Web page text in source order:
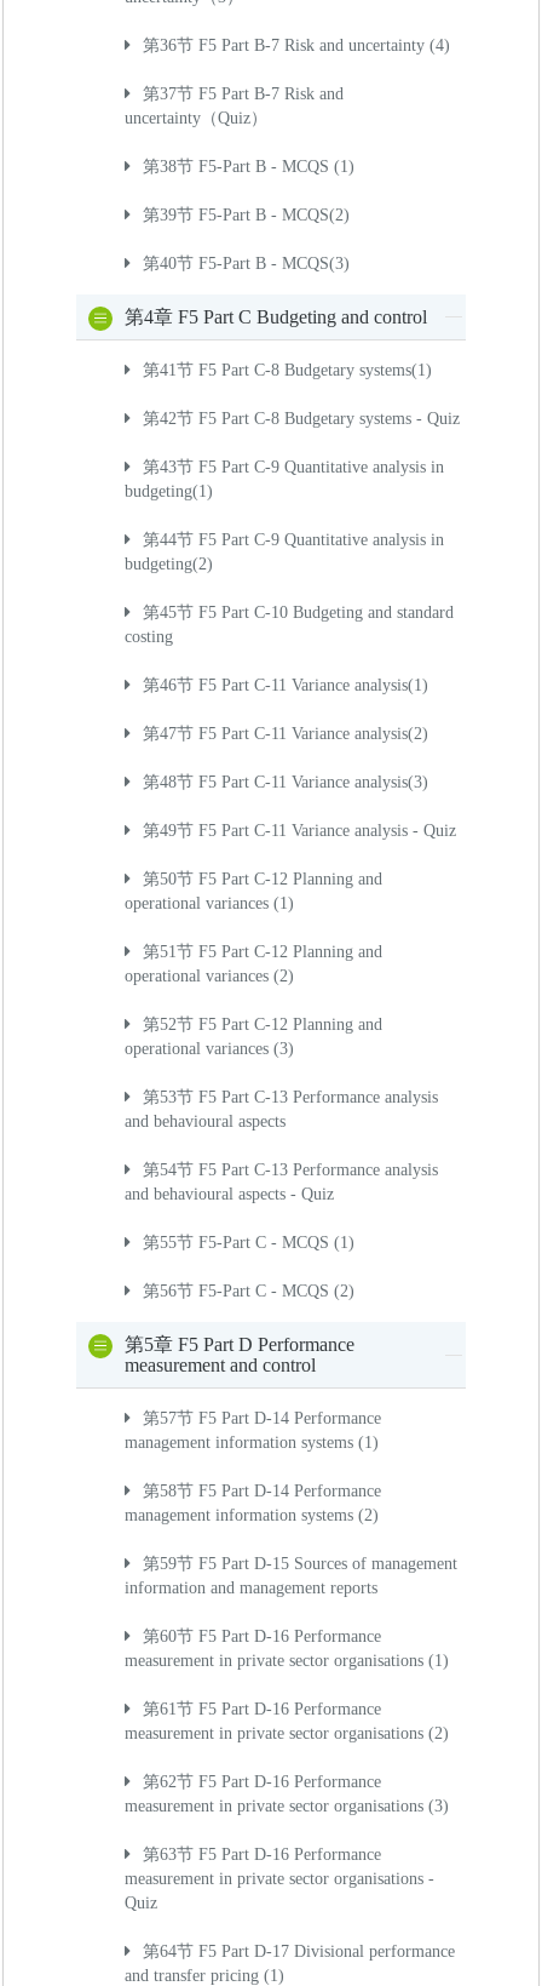
第36节 F5 Part B-7 Risk and uncertainty (4)
第37节 F5 Part B-7 Risk and
uncertainty（Quiz）
第38节 F5-Part B - MCQS (1)
第39节 F5-Part B - MCQS(2)
第40节 F5-Part B - MCQS(3)
第4章 F5 Part C Budgeting and control
第41节 F5 Part C-8 Budgetary systems(1)
第42节 F5 Part C-8 Budgetary systems - Quiz
第43节 F5 Part C-9 Quantitative analysis in
budgeting(1)
第44节 F5 Part C-9 Quantitative analysis in
budgeting(2)
第45节 F5 Part C-10 Budgeting and standard
costing
第46节 F5 Part C-11 Variance analysis(1)
第47节 F5 Part C-11 Variance analysis(2)
第48节 F5 Part C-11 Variance analysis(3)
第49节 F5 Part C-11 Variance analysis - Quiz
第50节 F5 Part C-12 Planning and
operational variances (1)
第51节 F5 Part C-12 Planning and
operational variances (2)
第52节 F5 Part C-12 Planning and
operational variances (3)
第53节 F5 Part C-13 Performance analysis
and behavioural aspects
第54节 F5 Part C-13 Performance analysis
and behavioural aspects - Quiz
第55节 F5-Part C - MCQS (1)
第56节 F5-Part C - MCQS (2)
第5章 F5 Part D Performance
measurement and control
第57节 F5 Part D-14 Performance
management information systems (1)
第58节 F5 Part D-14 Performance
management information systems (2)
第59节 F5 Part D-15 Sources of management
information and management reports
第60节 F5 Part D-16 Performance
measurement in private sector organisations (1)
第61节 F5 Part D-16 Performance
measurement in private sector organisations (2)
第62节 F5 Part D-16 Performance
measurement in private sector organisations (3)
第63节 F5 Part D-16 Performance
measurement in private sector organisations -
Quiz
第64节 F5 Part D-17 Divisional performance
and transfer pricing (1)